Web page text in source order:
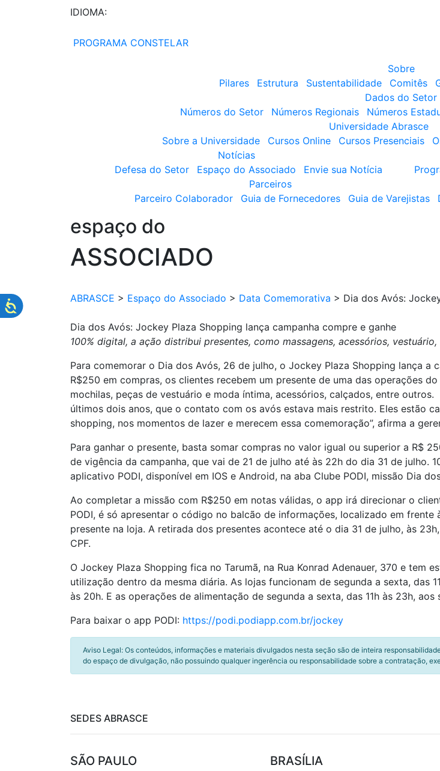
IDIOMA:
PROGRAMA CONSTELAR
Sobre
Pilares
Estrutura Sustentabilidade Comitês
Dados do Setor
Números do Setor
Números Regionais Números
Universidade Abrasce
Sobre a Universidade
Cursos Online Cursos Presenciais
Notícias
Defesa do Setor
Espaço do Associado Envie sua Notícia
Parceiros
Parceiro Colaborador
Guia de Fornecedores Guia de Varejistas
espaço do
ASSOCIADO
ABRASCE > Espaço do Associado > Data Comemorativa > Dia dos Avós:
Dia dos Avós: Jockey Plaza Shopping lança campanha compre e ganhe
100% digital, a ação distribui presentes, como massagens, acessórios,
Para comemorar o Dia dos Avós, 26 de julho, o Jockey Plaza Shopping lança a
R$250 em compras, os clientes recebem um presente de uma das operações
mochilas, peças de vestuário e moda íntima, acessórios, calçados, entre
últimos dois anos, que o contato com os avós estava mais restrito. Eles estão
shopping, nos momentos de lazer e merecem essa comemoração”, afirma a
Para ganhar o presente, basta somar compras no valor igual ou superior a R$
de vigência da campanha, que vai de 21 de julho até às 22h do dia 31 de julho.
aplicativo PODI, disponível em IOS e Android, na aba Clube PODI, missão Dia
Ao completar a missão com R$250 em notas válidas, o app irá direcionar o
PODI, é só apresentar o código no balcão de informações, localizado em
presente na loja. A retirada dos presentes acontece até o dia 31 de julho, às
CPF.
O Jockey Plaza Shopping fica no Tarumã, na Rua Konrad Adenauer, 370 e
utilização dentro da mesma diária. As lojas funcionam de segunda a sexta, das
às 20h. E as operações de alimentação de segunda a sexta, das 11h às 23h,
Para baixar o app PODI: https://podi.podiapp.com.br/jockey
Aviso Legal: Os conteúdos, informações e materiais divulgados nesta seção são de inteira
do espaço de divulgação, não possuindo qualquer ingerência ou responsabilidade sobre a contratação,
SEDES ABRASCE
SÃO PAULO BRASÍLIA